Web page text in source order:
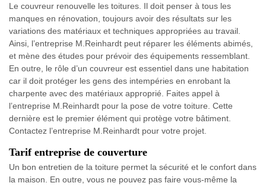
Le couvreur renouvelle les toitures. Il doit penser à tous les
manques en rénovation, toujours avoir des résultats sur les
variations des matériaux et techniques appropriées au travail.
Ainsi, l’entreprise M.Reinhardt peut réparer les éléments abimés,
et mène des études pour prévoir des équipements ressemblant.
En outre, le rôle d’un couvreur est essentiel dans une habitation
car il doit protéger les gens des intempéries en enrobant la
charpente avec des matériaux approprié. Faites appel à
l’entreprise M.Reinhardt pour la pose de votre toiture. Cette
dernière est le premier élément qui protège votre bâtiment.
Contactez l’entreprise M.Reinhardt pour votre projet.
Tarif entreprise de couverture
Un bon entretien de la toiture permet la sécurité et le confort dans
la maison. En outre, vous ne pouvez pas faire vous-même la